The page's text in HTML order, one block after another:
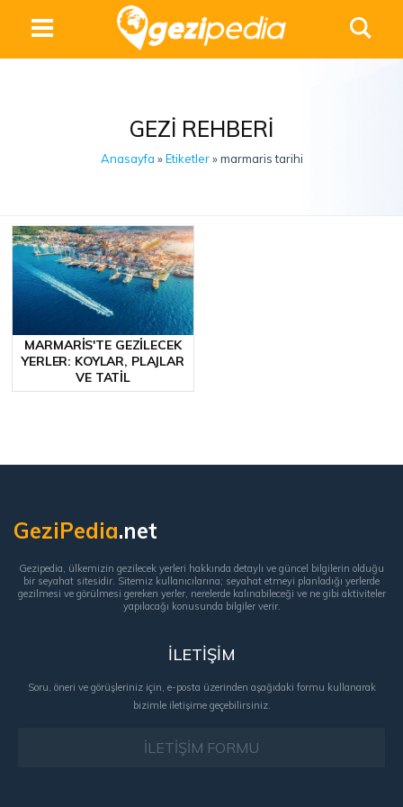
GEZI REHBERI
Anasayfa »Etiketler» marmaris tarihi
MARMARIS'TE GEZILECEK
YERLER: KOYLAR, PLAJLAR
VE TATIL
GeziPedia.net
Gezipedia, ülkemizin gezilecek yerleri hakkında detaylı ve güncel bilgilerin olduğu
bir seyahat sitesidir. Sitemiz kullanıcılarına; seyahat etmeyi planladığı yerlerde
gezilmesi ve görülmesi gereken yerler, nerelerde kalınabileceği ve ne gibi aktiviteler
yapılacağı konusunda bilgiler verir.
İLETİŞİM
Soru, öneri ve görüşleriniz için, e-posta üzerinden aşağıdaki formu kullanarak
bizimle iletişime geçebilirsiniz.
İLETİŞİM FORMU